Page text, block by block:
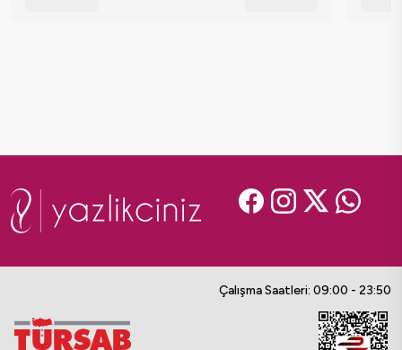
Çalışma Saatleri: 09:00 - 23:50